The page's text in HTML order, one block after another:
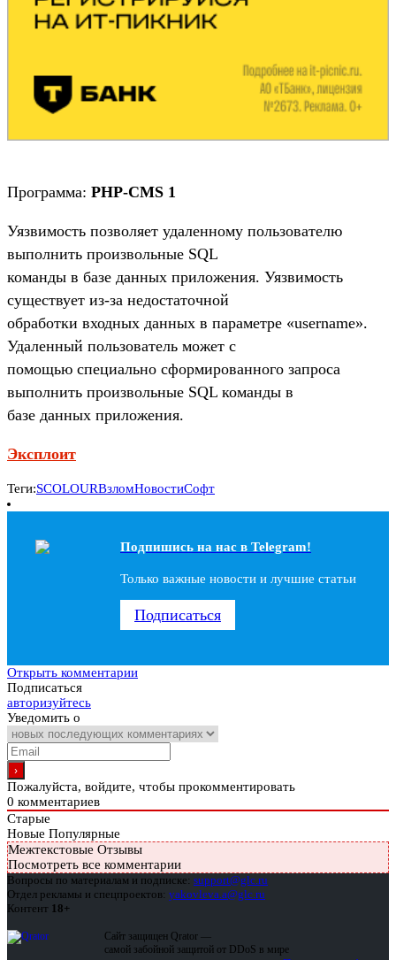
Программа: PHP-CMS 1
Уязвимость позволяет удаленному пользователю
выполнить произвольные SQL
команды в базе данных приложения. Уязвимость
существует из-за недостаточной
обработки входных данных в параметре «username».
Удаленный пользователь может с
помощью специально сформированного запроса
выполнить произвольные SQL команды в
базе данных приложения.
Эксплоит
Теги:SCOLOURВзломНовостиСофт
Подпишись на наc в Telegram!
Только важные новости и лучшие статьи
Подписаться
Открыть комментарии
Подписаться
авторизуйтесь
Уведомить о
Пожалуйста, войдите, чтобы прокомментировать
0 комментариев
Старые
Новые Популярные
Межтекстовые Отзывы
Посмотреть все комментарии
Вопросы по материалам и подписке: support@glc.ru
Отдел рекламы и спецпроектов: yakovleva.a@glc.ru
Контент 18+
Сайт защищен Qrator —
самой забойной защитой от DDoS в мире